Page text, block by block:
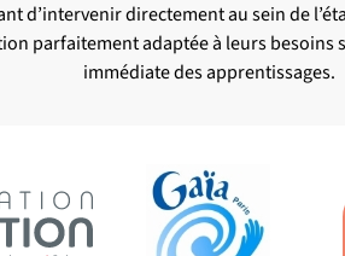
d’intervenir directement au sein de
parfaitement adaptée à leurs
immédiate des apprentissages.